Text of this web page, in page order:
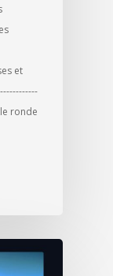
et
ronde